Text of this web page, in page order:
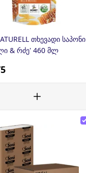
თხევადი საპონი
& რძე' 460 მლ